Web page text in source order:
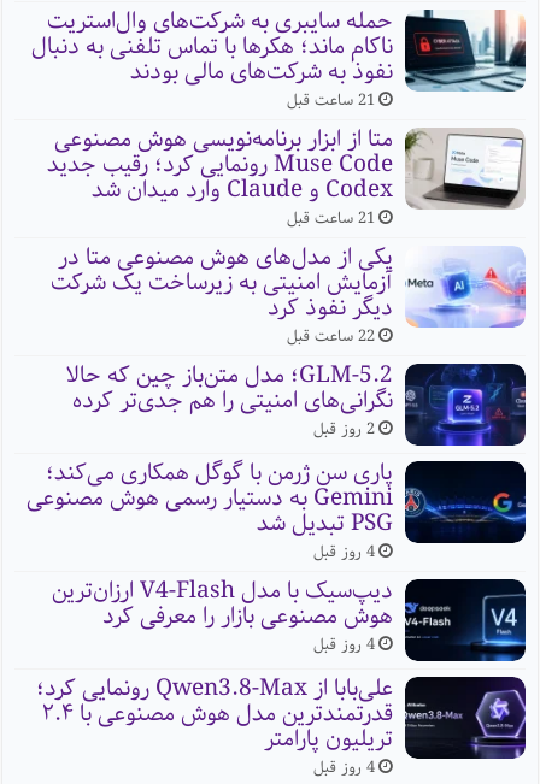
حمله سایبری به شرکت‌های وال‌استریت
ناکام ماند؛ هکرها با تماس تلفنی به دنبال
نفوذ به شرکت‌های مالی بودند
21 ساعت قبل
متا از ابزار برنامه‌نویسی هوش مصنوعی
Muse Code رونمایی کرد؛ رقیب جدید
Codex و Claude وارد میدان شد
21 ساعت قبل
یکی از مدل‌های هوش مصنوعی متا در
آزمایش امنیتی به زیرساخت یک شرکت
دیگر نفوذ کرد
22 ساعت قبل
GLM-5.2؛ مدل متن‌باز چین که حالا
نگرانی‌های امنیتی را هم جدی‌تر کرده
2 روز قبل
پاری سن ژرمن با گوگل همکاری می‌کند؛
Gemini به دستیار رسمی هوش مصنوعی
PSG تبدیل شد
4 روز قبل
دیپ‌سیک با مدل V4-Flash ارزان‌ترین
هوش مصنوعی بازار را معرفی کرد
4 روز قبل
علی‌بابا از Qwen3.8-Max رونمایی کرد؛
قدرتمندترین مدل هوش مصنوعی با ۲.۴
تریلیون پارامتر
4 روز قبل